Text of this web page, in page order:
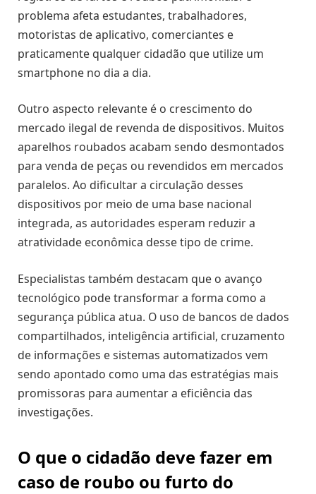
problema afeta estudantes, trabalhadores,
motoristas de aplicativo, comerciantes e
praticamente qualquer cidadão que utilize um
smartphone no dia a dia.
Outro aspecto relevante é o crescimento do
mercado ilegal de revenda de dispositivos. Muitos
aparelhos roubados acabam sendo desmontados
para venda de peças ou revendidos em mercados
paralelos. Ao dificultar a circulação desses
dispositivos por meio de uma base nacional
integrada, as autoridades esperam reduzir a
atratividade econômica desse tipo de crime.
Especialistas também destacam que o avanço
tecnológico pode transformar a forma como a
segurança pública atua. O uso de bancos de dados
compartilhados, inteligência artificial, cruzamento
de informações e sistemas automatizados vem
sendo apontado como uma das estratégias mais
promissoras para aumentar a eficiência das
investigações.
O que o cidadão deve fazer em
caso de roubo ou furto do